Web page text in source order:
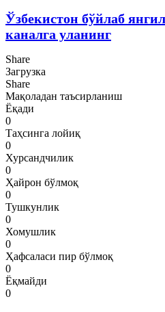
Ўзбекистон бўйлаб
каналга уланинг
Share
Загрузка
Share
Мақоладан таъсирланиш
Ёқади
0
Таҳсинга лойиқ
0
Хурсандчилик
0
Ҳайрон бўлмоқ
0
Тушкунлик
0
Хомушлик
0
Ҳафсаласи пир бўлмоқ
0
Ёқмайди
0